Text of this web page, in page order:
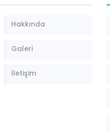
Hakkında
Galeri
İletişim